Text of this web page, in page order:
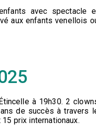
avec spectacle
aux enfants venellois
à 19h30. 2
de succès à travers
prix internationaux.